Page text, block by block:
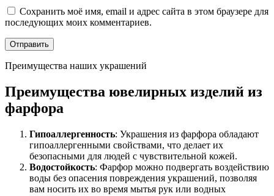
Сохранить моё имя, email и адрес сайта в этом браузере для
последующих моих комментариев.
Преимущества наших украшений
Преимущества ювелирных изделий из
фарфора
Гипоаллергенность: Украшения из фарфора обладают
гипоаллергенными свойствами, что делает их
безопасными для людей с чувствительной кожей.
Водостойкость: Фарфор можно подвергать воздействию
воды без опасения повреждения украшений, позволяя
вам носить их во время мытья рук или водных